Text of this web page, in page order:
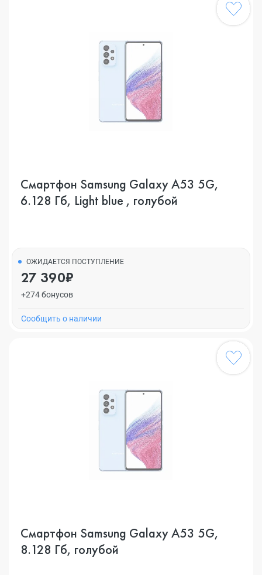
Смартфон Samsung Galaxy A53 5G,
6.128 Гб, Light blue , голубой
ОЖИДАЕТСЯ ПОСТУПЛЕНИЕ
27 390₽
+274 бонусов
Cообщить о наличии
Смартфон Samsung Galaxy A53 5G,
8.128 Гб, голубой